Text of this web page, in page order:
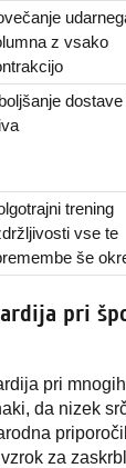
z vsako
trening
vse te
še
pri
pri
da nizek
za